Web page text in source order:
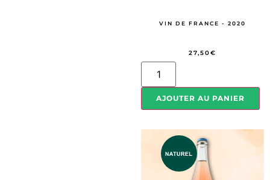
VIN DE FRANCE - 2020
27,50€
AJOUTER AU PANIER